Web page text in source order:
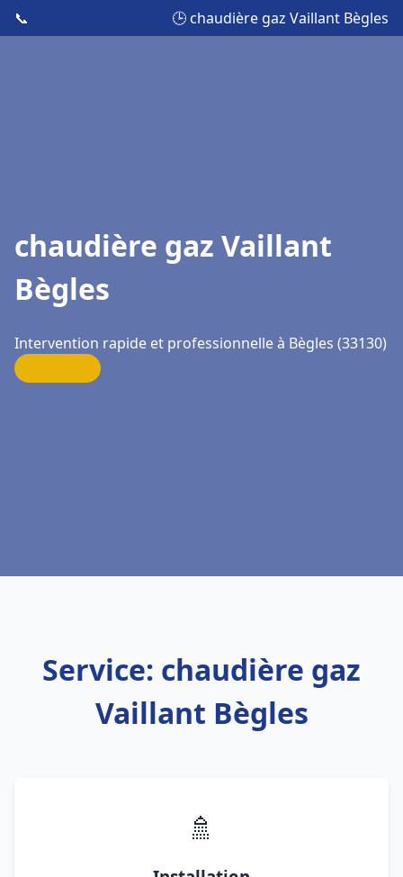
📞 🕒 chaudière gaz Vaillant Bègles
chaudière gaz Vaillant
Bègles
Intervention rapide et professionnelle à Bègles (33130)
Service: chaudière gaz
Vaillant Bègles
🚿